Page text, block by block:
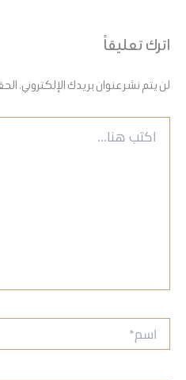
اترك تعليقاً
لن يتم نشر عنوان بريدك الإلكتروني.
هنا...